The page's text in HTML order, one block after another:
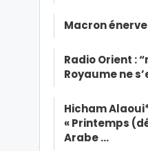
Macron
Radio Orient :
Royaume ne
Hicham
« Printemps
Arabe …